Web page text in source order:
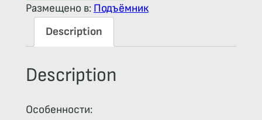
Размещено в: Подъёмник
Description
Description
Особенности: